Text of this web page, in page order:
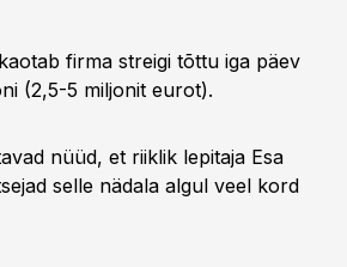
firma streigi tõttu iga päev
(2,5-5 miljonit eurot).
nüüd, et riiklik lepitaja Esa
selle nädala algul veel kord